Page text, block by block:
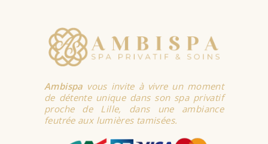
Ambispa vous invite à vivre un moment
de détente unique dans son spa privatif
proche de Lille, dans une ambiance
feutrée aux lumières tamisées.